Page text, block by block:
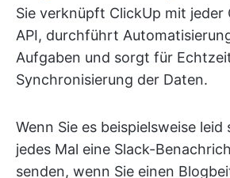
Sie verknüpft ClickUp mit jeder
API, durchführt
Aufgaben und sorgt für
Synchronisierung der Daten.
Wenn Sie es beispielsweise
jedes Mal eine Slack-
senden, wenn Sie einen